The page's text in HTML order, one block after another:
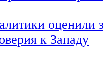
оценили
к Западу